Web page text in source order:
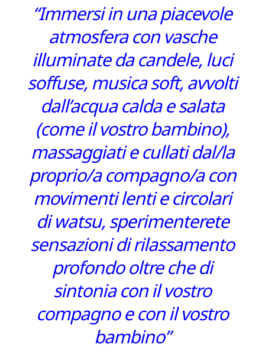
“Immersi in una piacevole
atmosfera con vasche
illuminate da candele, luci
soffuse, musica soft, avvolti
dall’acqua calda e salata
(come il vostro bambino),
massaggiati e cullati dal/la
proprio/a compagno/a con
movimenti lenti e circolari
di watsu, sperimenterete
sensazioni di rilassamento
profondo oltre che di
sintonia con il vostro
compagno e con il vostro
bambino”